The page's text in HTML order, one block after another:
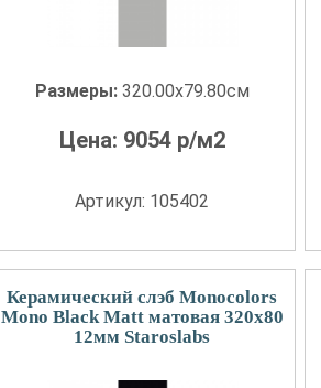
Размеры: 320.00x79.80см
Цена: 9054р/м2
Артикул: 105402
Керамический слэб Monocolors
Mono Black Matt матовая 320x80
12мм Staroslabs